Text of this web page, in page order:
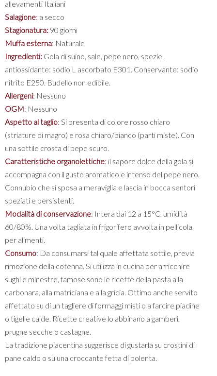
allevamenti Italiani
Salagione: a secco
Stagionatura: 90 giorni
Muffa esterna: Naturale
Ingredienti: Gola di suino, sale, pepe nero, spezie,
antiossidante: sodio L ascorbato E301. Conservante: sodio
nitrito E250. Budello non edibile.
Allergeni: Nessuno
OGM: Nessuno
Aspetto al taglio: Si presenta di colore rosso chiaro
(striature di magro) e rosa chiaro/bianco (parti miste). Con
una sottile crosta di pepe scuro.
Caratteristiche organolettiche: il sapore dolce della gola si
accompagna con il gusto aromatico e intenso del pepe nero.
Connubio che si sposa a meraviglia e lascia in bocca sentori
speziati e persistenti.
Modalità di conservazione: Intera dai 12 a 15°C, umidità
60/80%. Una volta tagliata in frigorifero avvolta in pellicola
per alimenti.
Consumo: Da consumarsi tal quale affettata sottile, previa
rimozione della cotenna. Si utilizza in cucina per arricchire
sughi e minestre, famose sono le ricette della pasta alla
carbonara, alla matriciana e alla gricia. Ottimo anche servito
affettato su di un tagliere di formaggi misti o a farcire piadine
o tigelle calde. Ricette creative lo abbinano a gamberi,
prugne secche o castagne.
La tradizione piacentina suggerisce di gustarla su crostini di
pane caldo o su una croccante fetta di polenta.